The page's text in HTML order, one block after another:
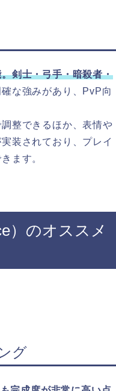
剣士・弓手・暗殺者・
な強みがあり、PvP向
整できるほか、表情や
装されており、プレイ
ます。
）のオススメ
グ